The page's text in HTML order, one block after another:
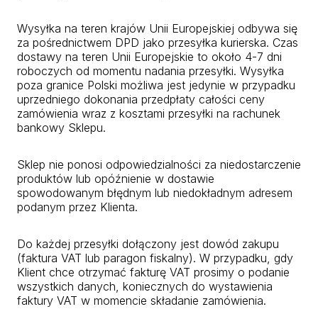
Wysyłka na teren krajów Unii Europejskiej odbywa się
za pośrednictwem DPD jako przesyłka kurierska. Czas
dostawy na teren Unii Europejskie to około 4-7 dni
roboczych od momentu nadania przesyłki. Wysyłka
poza granice Polski możliwa jest jedynie w przypadku
uprzedniego dokonania przedpłaty całości ceny
zamówienia wraz z kosztami przesyłki na rachunek
bankowy Sklepu.
Sklep nie ponosi odpowiedzialności za niedostarczenie
produktów lub opóźnienie w dostawie
spowodowanym błędnym lub niedokładnym adresem
podanym przez Klienta.
Do każdej przesyłki dołączony jest dowód zakupu
(faktura VAT lub paragon fiskalny). W przypadku, gdy
Klient chce otrzymać fakturę VAT prosimy o podanie
wszystkich danych, koniecznych do wystawienia
faktury VAT w momencie składanie zamówienia.